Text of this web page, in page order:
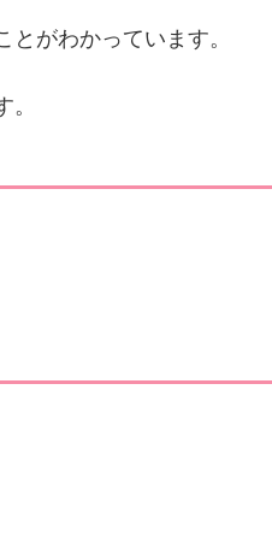
とがわかっています。